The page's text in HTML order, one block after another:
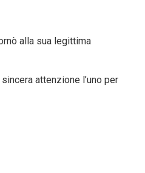
alla sua legittima
attenzione l’uno per